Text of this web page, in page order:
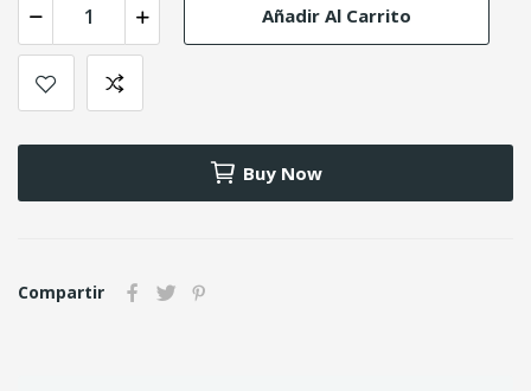
Añadir Al Carrito
Buy Now
Compartir